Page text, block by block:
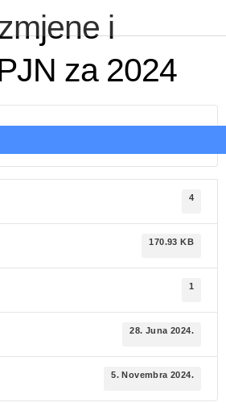
i
za 2024
4
170.93 KB
1
28. Juna 2024.
5. Novembra 2024.